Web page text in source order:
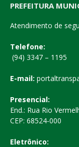
PREFEITURA
Atendimento de
Telefone:
(94) 3347 – 1195
E-mail:
Presencial:
End.: Rua Rio
CEP: 68524-000
Eletrônico: